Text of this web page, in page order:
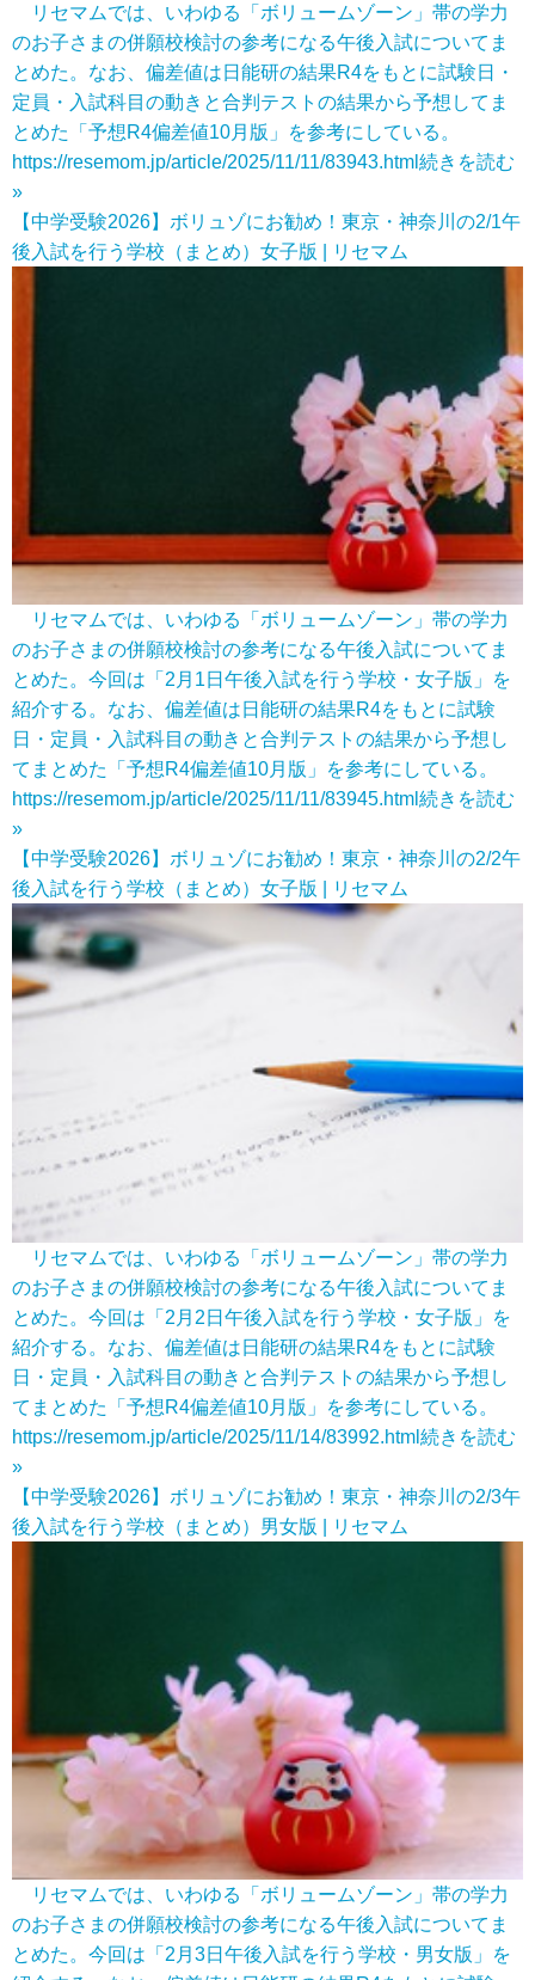
リセマムでは、いわゆる「ボリュームゾーン」帯の学力
のお子さまの併願校検討の参考になる午後入試についてま
とめた。なお、偏差値は日能研の結果R4をもとに試験日・
定員・入試科目の動きと合判テストの結果から予想してま
とめた「予想R4偏差値10月版」を参考にしている。
https://resemom.jp/article/2025/11/11/83943.html 続きを読む
»
【中学受験2026】ボリュゾにお勧め！東京・神奈川の2/1午
後入試を行う学校（まとめ）女子版 | リセマム
リセマムでは、いわゆる「ボリュームゾーン」帯の学力
のお子さまの併願校検討の参考になる午後入試についてま
とめた。今回は「2月1日午後入試を行う学校・女子版」を
紹介する。なお、偏差値は日能研の結果R4をもとに試験
日・定員・入試科目の動きと合判テストの結果から予想し
てまとめた「予想R4偏差値10月版」を参考にしている。
https://resemom.jp/article/2025/11/11/83945.html 続きを読む
»
【中学受験2026】ボリュゾにお勧め！東京・神奈川の2/2午
後入試を行う学校（まとめ）女子版 | リセマム
リセマムでは、いわゆる「ボリュームゾーン」帯の学力
のお子さまの併願校検討の参考になる午後入試についてま
とめた。今回は「2月2日午後入試を行う学校・女子版」を
紹介する。なお、偏差値は日能研の結果R4をもとに試験
日・定員・入試科目の動きと合判テストの結果から予想し
てまとめた「予想R4偏差値10月版」を参考にしている。
https://resemom.jp/article/2025/11/14/83992.html 続きを読む
»
【中学受験2026】ボリュゾにお勧め！東京・神奈川の2/3午
後入試を行う学校（まとめ）男女版 | リセマム
リセマムでは、いわゆる「ボリュームゾーン」帯の学力
のお子さまの併願校検討の参考になる午後入試についてま
とめた。今回は「2月3日午後入試を行う学校・男女版」を